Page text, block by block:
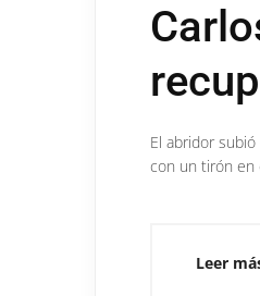
El abridor
con un tirón en
Leer